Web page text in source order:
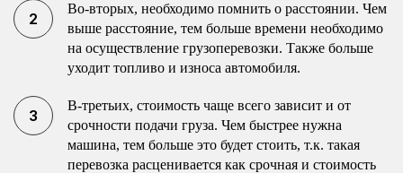
Во-вторых, необходимо помнить о расстоянии. Чем
выше расстояние, тем больше времени необходимо
на осуществление грузоперевозки. Также больше
уходит топливо и износа автомобиля.
В-третьих, стоимость чаще всего зависит и от
срочности подачи груза. Чем быстрее нужна
машина, тем больше это будет стоить, т.к. такая
перевозка расценивается как срочная и стоимость